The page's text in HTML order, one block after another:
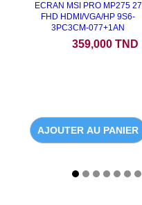
ECRAN MSI PRO MP275 27
FHD HDMI/VGA/HP 9S6-
3PC3CM-077+1AN
359,000 TND
AJOUTER AU PANIER